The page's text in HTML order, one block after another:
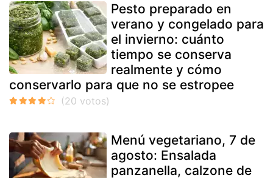
Pesto preparado en
verano y congelado para
el invierno: cuánto
tiempo se conserva
realmente y cómo
conservarlo para que no se estropee
Menú vegetariano, 7 de
agosto: Ensalada
panzanella, calzone de